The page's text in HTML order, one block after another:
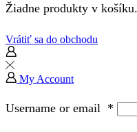
Žiadne produkty v košíku.
Vrátiť sa do obchodu
My Account
Username or email *